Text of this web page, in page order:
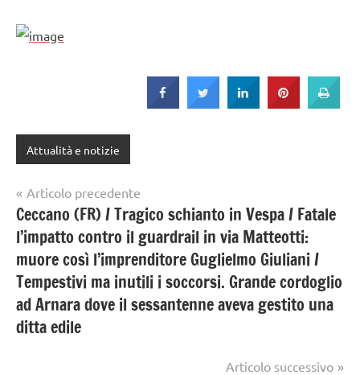
Attualità e notizie
Navigazione
articoli
Articolo precedente
Ceccano (FR) / Tragico schianto in Vespa / Fatale
l’impatto contro il guardrail in via Matteotti:
muore così l’imprenditore Guglielmo Giuliani /
Tempestivi ma inutili i soccorsi. Grande cordoglio
ad Arnara dove il sessantenne aveva gestito una
ditta edile
Articolo successivo